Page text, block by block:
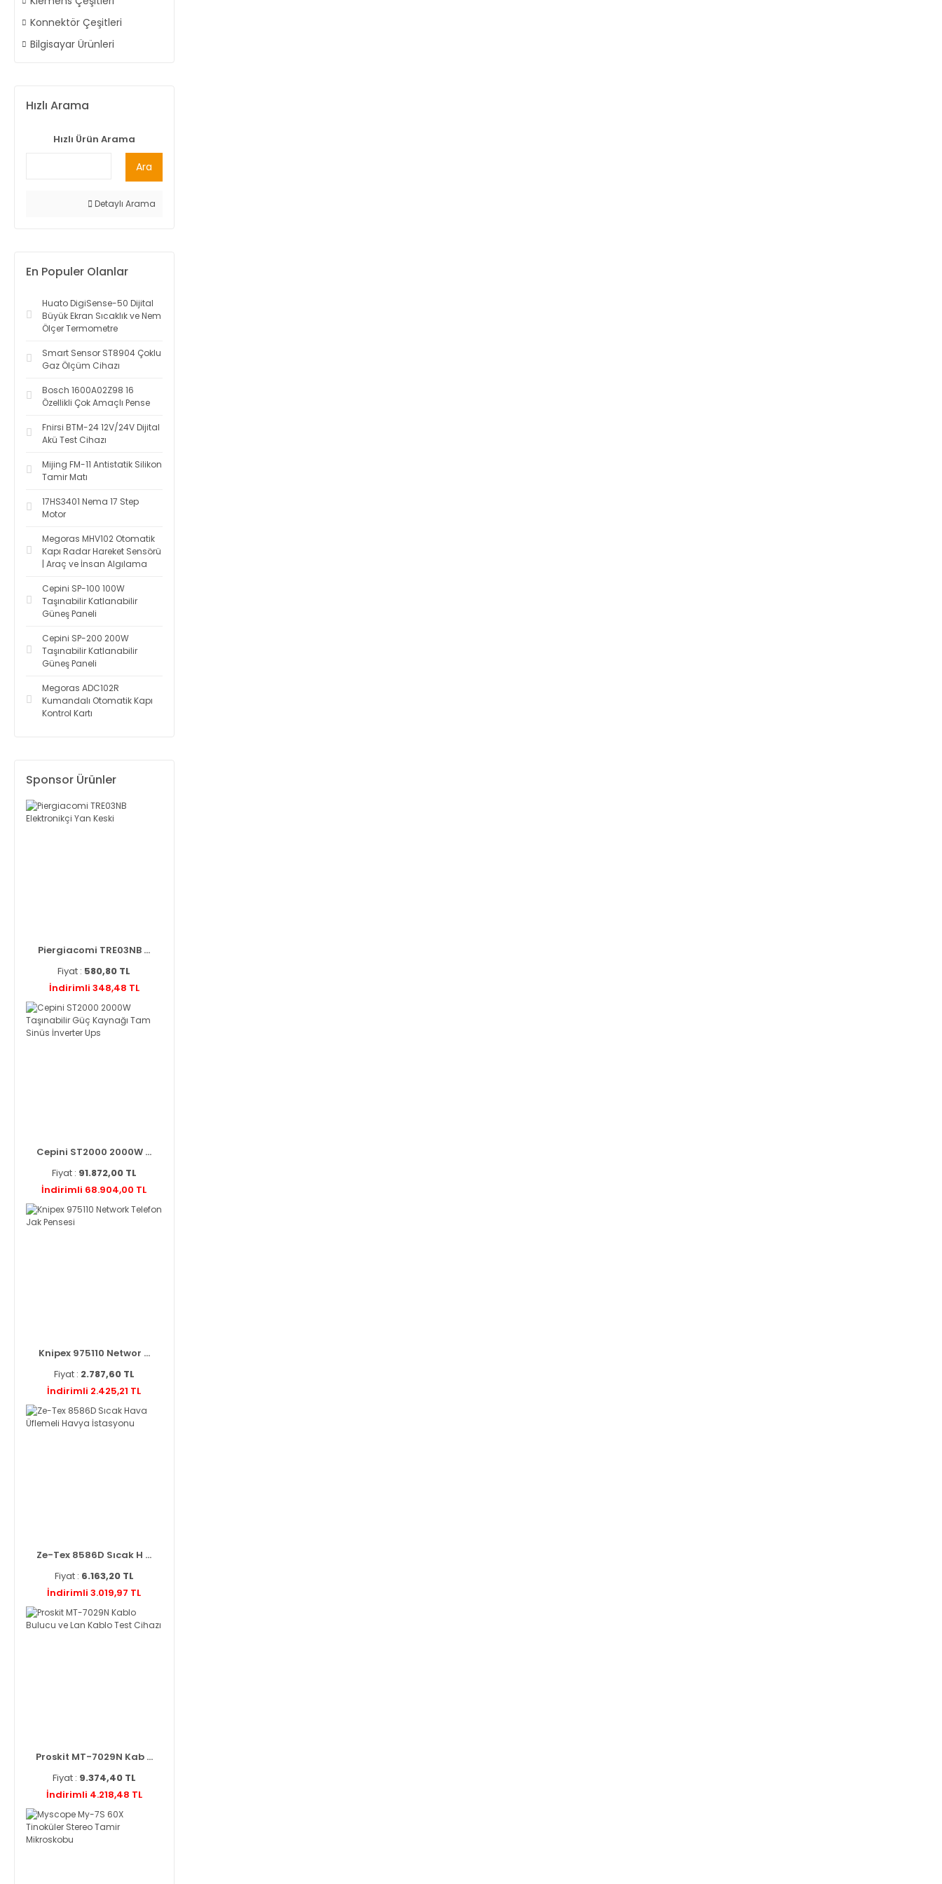
Konnektör Çeşitleri
Bilgisayar Ürünleri
Hızlı Arama
Hızlı Ürün Arama
Ara
Detaylı Arama
En Populer Olanlar
Huato DigiSense-50 Dijital
Büyük Ekran Sıcaklık ve Nem
Ölçer Termometre
Smart Sensor ST8904 Çoklu
Gaz Ölçüm Cihazı
Bosch 1600A02Z98 16
Özellikli Çok Amaçlı Pense
Fnirsi BTM-24 12V/24V Dijital
Akü Test Cihazı
Mijing FM-11 Antistatik Silikon
Tamir Matı
17HS3401 Nema 17 Step
Motor
Megoras MHV102 Otomatik
Kapı Radar Hareket Sensörü
| Araç ve İnsan Algılama
Cepini SP-100 100W
Taşınabilir Katlanabilir
Güneş Paneli
Cepini SP-200 200W
Taşınabilir Katlanabilir
Güneş Paneli
Megoras ADC102R
Kumandalı Otomatik Kapı
Kontrol Kartı
Sponsor Ürünler
Piergiacomi TRE03NB ...
Fiyat : 580,80 TL
İndirimli 348,48 TL
Cepini ST2000 2000W ...
Fiyat : 91.872,00 TL
İndirimli 68.904,00 TL
Knipex 975110 Networ ...
Fiyat : 2.787,60 TL
İndirimli 2.425,21 TL
Ze-Tex 8586D Sıcak H ...
Fiyat : 6.163,20 TL
İndirimli 3.019,97 TL
Proskit MT-7029N Kab ...
Fiyat : 9.374,40 TL
İndirimli 4.218,48 TL